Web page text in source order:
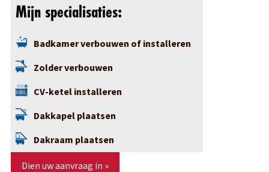
Mijn specialisaties:
Badkamer verbouwen of installeren
Zolder verbouwen
CV-ketel installeren
Dakkapel plaatsen
Dakraam plaatsen
Dien uw aanvraag in »